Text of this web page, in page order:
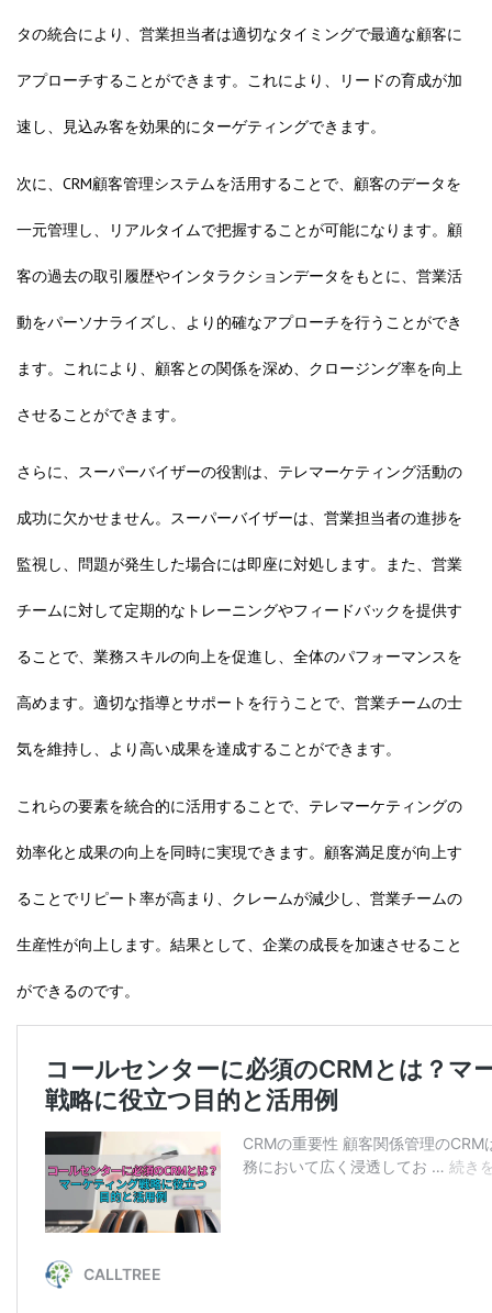
タの統合により、営業担当者は適切なタイミングで最適な顧客に
アプローチすることができます。これにより、リードの育成が加
速し、見込み客を効果的にターゲティングできます。
次に、CRM顧客管理システムを活用することで、顧客のデータを
一元管理し、リアルタイムで把握することが可能になります。顧
客の過去の取引履歴やインタラクションデータをもとに、営業活
動をパーソナライズし、より的確なアプローチを行うことができ
ます。これにより、顧客との関係を深め、クロージング率を向上
させることができます。
さらに、スーパーバイザーの役割は、テレマーケティング活動の
成功に欠かせません。スーパーバイザーは、営業担当者の進捗を
監視し、問題が発生した場合には即座に対処します。また、営業
チームに対して定期的なトレーニングやフィードバックを提供す
ることで、業務スキルの向上を促進し、全体のパフォーマンスを
高めます。適切な指導とサポートを行うことで、営業チームの士
気を維持し、より高い成果を達成することができます。
これらの要素を統合的に活用することで、テレマーケティングの
効率化と成果の向上を同時に実現できます。顧客満足度が向上す
ることでリピート率が高まり、クレームが減少し、営業チームの
生産性が向上します。結果として、企業の成長を加速させること
ができるのです。